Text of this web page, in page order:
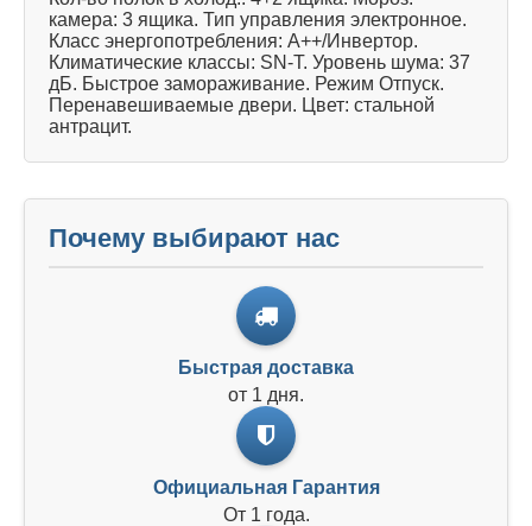
камера: 3 ящика. Тип управления электронное.
Класс энергопотребления: A++/Инвертор.
Климатические классы: SN-T. Уровень шума: 37
дБ. Быстрое замораживание. Режим Отпуск.
Перенавешиваемые двери. Цвет: стальной
антрацит.
Почему выбирают нас
Быстрая доставка
от 1 дня.
Официальная Гарантия
От 1 года.